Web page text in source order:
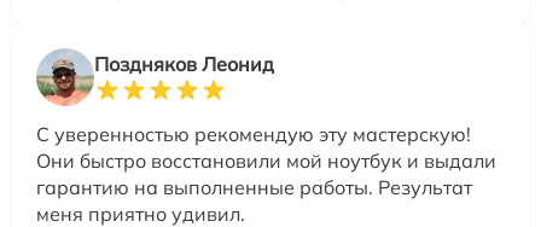
Поздняков Леонид
С уверенностью рекомендую эту мастерскую!
Они быстро восстановили мой ноутбук и выдали
гарантию на выполненные работы. Результат
меня приятно удивил.